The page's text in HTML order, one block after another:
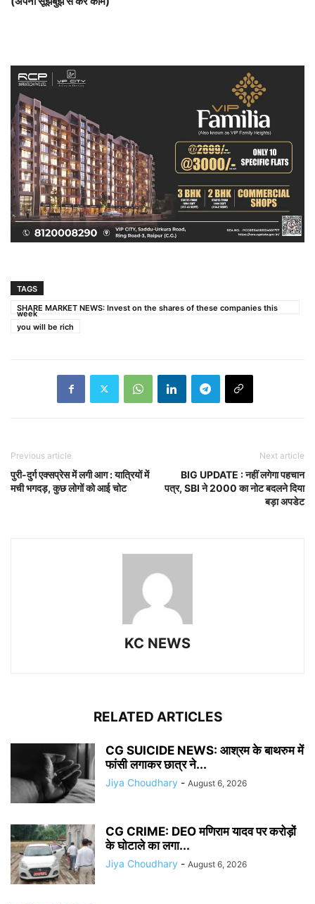
TAGS
SHARE MARKET NEWS: Invest on the shares of these companies this
week
you will be rich
Previous article
पुरी-दुर्ग एक्सप्रेस में लगी आग : यात्रियों में
मची भगदड़, कुछ लोगों को आई चोट
Next article
BIG UPDATE : नहीं लगेगा पहचान
पत्र, SBI ने 2000 का नोट बदलने दिया
बड़ा अपडेट
KC NEWS
RELATED ARTICLES
CG SUICIDE NEWS: आश्रम के बाथरुम में
फांसी लगाकर छात्र ने...
Jiya Choudhary - August 6, 2026
CG CRIME: DEO मणिराम यादव पर करोड़ों
के घोटाले का लगा...
Jiya Choudhary - August 6, 2026